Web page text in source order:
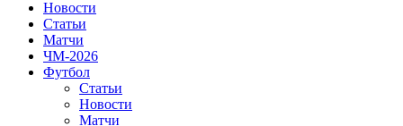
Новости
Статьи
Матчи
ЧМ-2026
Футбол
Статьи
Новости
Матчи